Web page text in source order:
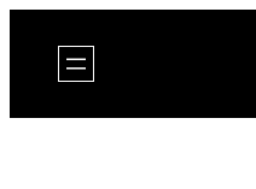
Inhalt
springen